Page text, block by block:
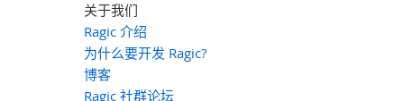
关于我们
Ragic 介绍
为什么要开发 Ragic?
博客
Ragic 社群论坛